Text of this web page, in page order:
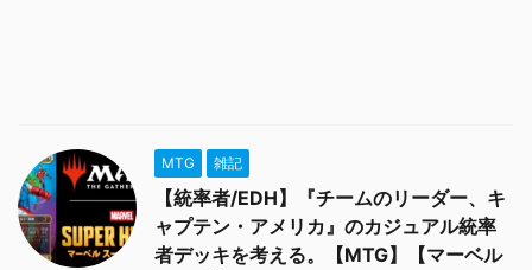
MTG 雑記
【統率者/EDH】『チームのリーダー、キ
ャプテン・アメリカ』のカジュアル統率
者デッキを考える。【MTG】【マーベル